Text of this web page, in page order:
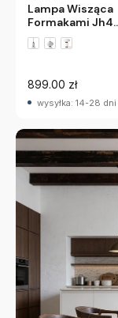
Lampa Wisząca
Formakami Jh4
Andtradition
899.00 zł
wysyłka: 14-28 dni